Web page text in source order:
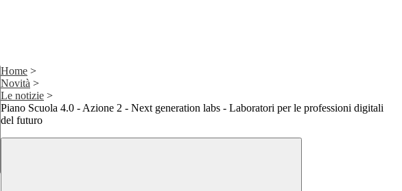
Home >
Novità >
Le notizie >
Piano Scuola 4.0 - Azione 2 - Next generation labs - Laboratori per le professioni digitali
del futuro